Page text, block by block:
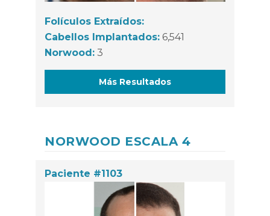
Folículos Extraídos:
Cabellos Implantados: 6,541
Norwood: 3
Más Resultados
NORWOOD ESCALA 4
Paciente #1103